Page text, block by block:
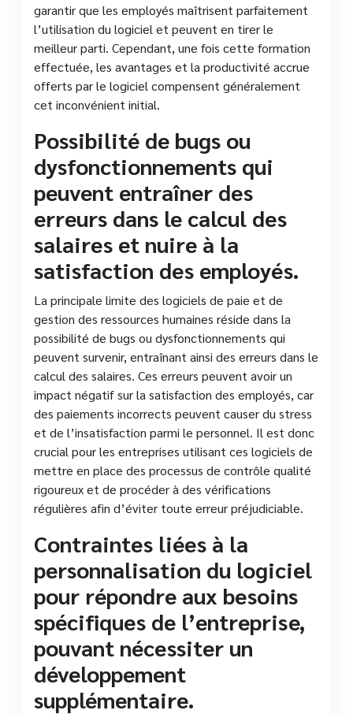
garantir que les employés maîtrisent parfaitement
l’utilisation du logiciel et peuvent en tirer le
meilleur parti. Cependant, une fois cette formation
effectuée, les avantages et la productivité accrue
offerts par le logiciel compensent généralement
cet inconvénient initial.
Possibilité de bugs ou
dysfonctionnements qui
peuvent entraîner des
erreurs dans le calcul des
salaires et nuire à la
satisfaction des employés.
La principale limite des logiciels de paie et de
gestion des ressources humaines réside dans la
possibilité de bugs ou dysfonctionnements qui
peuvent survenir, entraînant ainsi des erreurs dans le
calcul des salaires. Ces erreurs peuvent avoir un
impact négatif sur la satisfaction des employés, car
des paiements incorrects peuvent causer du stress
et de l’insatisfaction parmi le personnel. Il est donc
crucial pour les entreprises utilisant ces logiciels de
mettre en place des processus de contrôle qualité
rigoureux et de procéder à des vérifications
régulières afin d’éviter toute erreur préjudiciable.
Contraintes liées à la
personnalisation du logiciel
pour répondre aux besoins
spécifiques de l’entreprise,
pouvant nécessiter un
développement
supplémentaire.